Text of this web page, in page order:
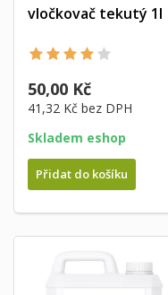
vločkovač tekutý 1l
50,00 Kč
41,32 Kč bez DPH
Skladem eshop
Přidat do košíku